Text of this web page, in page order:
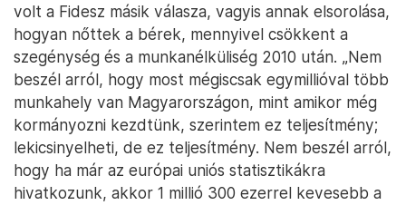
volt a Fidesz másik válasza, vagyis annak elsorolása,
hogyan nőttek a bérek, mennyivel csökkent a
szegénység és a munkanélküliség 2010 után. „Nem
beszél arról, hogy most mégiscsak egymillióval több
munkahely van Magyarországon, mint amikor még
kormányozni kezdtünk, szerintem ez teljesítmény;
lekicsinyelheti, de ez teljesítmény. Nem beszél arról,
hogy ha már az európai uniós statisztikákra
hivatkozunk, akkor 1 millió 300 ezerrel kevesebb a